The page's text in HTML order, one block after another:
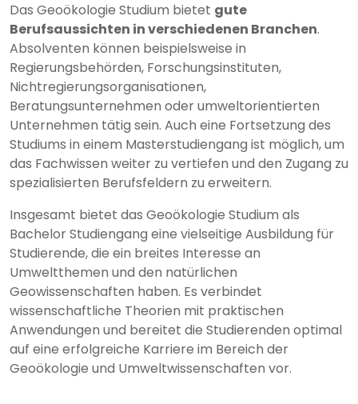
Das Geoökologie Studium bietet gute
Berufsaussichten in verschiedenen Branchen.
Absolventen können beispielsweise in
Regierungsbehörden, Forschungsinstituten,
Nichtregierungsorganisationen,
Beratungsunternehmen oder umweltorientierten
Unternehmen tätig sein. Auch eine Fortsetzung des
Studiums in einem Masterstudiengang ist möglich, um
das Fachwissen weiter zu vertiefen und den Zugang zu
spezialisierten Berufsfeldern zu erweitern.
Insgesamt bietet das Geoökologie Studium als
Bachelor Studiengang eine vielseitige Ausbildung für
Studierende, die ein breites Interesse an
Umweltthemen und den natürlichen
Geowissenschaften haben. Es verbindet
wissenschaftliche Theorien mit praktischen
Anwendungen und bereitet die Studierenden optimal
auf eine erfolgreiche Karriere im Bereich der
Geoökologie und Umweltwissenschaften vor.